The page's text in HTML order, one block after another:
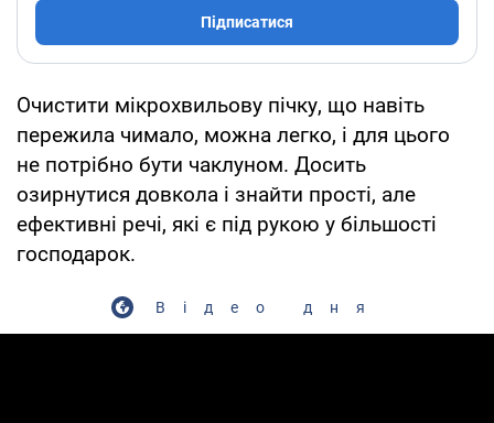
Підписатися
Очистити мікрохвильову пічку, що навіть
пережила чимало, можна легко, і для цього
не потрібно бути чаклуном. Досить
озирнутися довкола і знайти прості, але
ефективні речі, які є під рукою у більшості
господарок.
Відео дня